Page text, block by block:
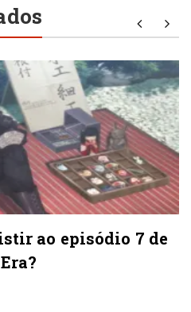
ao episódio 7 de